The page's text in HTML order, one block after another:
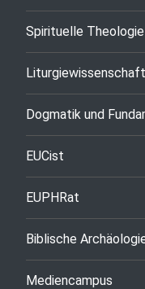
Spirituelle
Dogmatik und
EUCist
EUPHRat
Biblische
Mediencampus